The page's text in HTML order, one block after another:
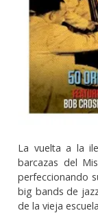
La vuelta a la
barcazas del
perfeccionando
big bands de
de la vieja